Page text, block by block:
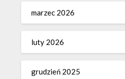
marzec 2026
luty 2026
grudzień 2025